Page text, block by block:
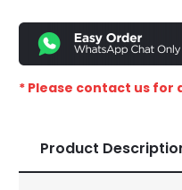
* Please contact us for
Product